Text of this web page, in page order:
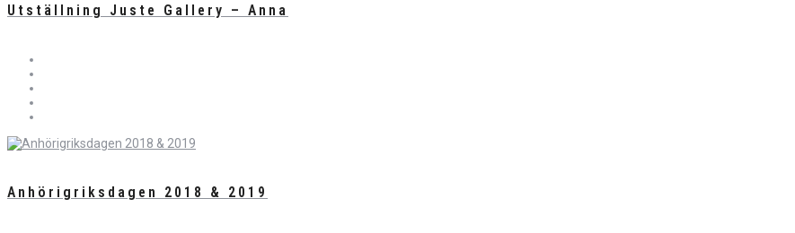
Utställning Juste Gallery – Anna
Anhörigriksdagen 2018 & 2019